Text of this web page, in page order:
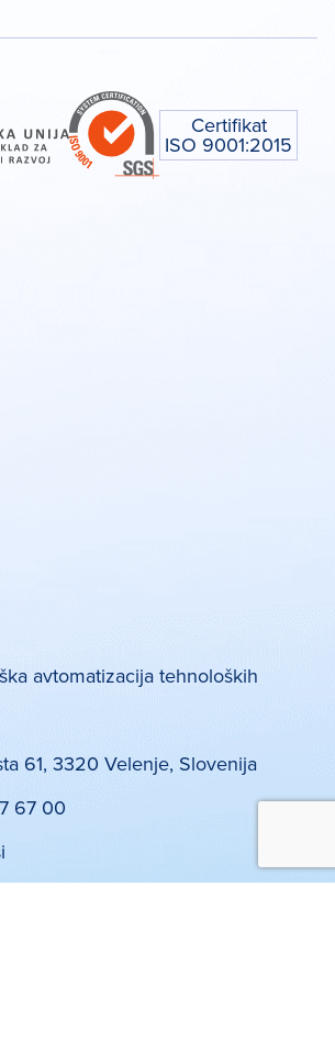
Certifikat
ISO 9001:2015
avtomatizacija tehnoloških
61, 3320 Velenje, Slovenija
67 00